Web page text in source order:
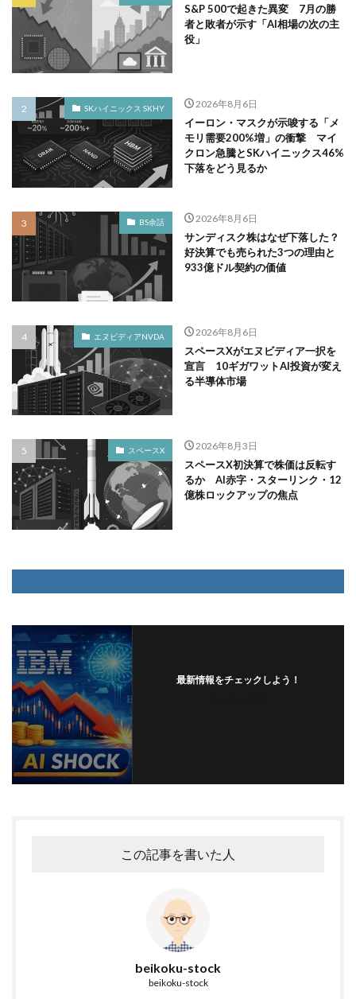
S&P 500で起きた異変 7月の勝
者と敗者が示す「AI相場の次の主
役」
SKハイニックス SKHY 2026年8月6日
イーロン・マスクが示唆する「メ
モリ需要200%増」の衝撃 マイ
クロン急騰とSKハイニックス46%
下落をどう見るか
BS余話 2026年8月6日
サンディスク株はなぜ下落した？
好決算でも売られた3つの理由と
933億ドル契約の価値
エヌビディアNVDA 2026年8月6日
スペースXがエヌビディア一択を
宣言 10ギガワットAI投資が変え
る半導体市場
スペースX 2026年8月3日
スペースX初決算で株価は反転す
るか AI赤字・スターリンク・12
億株ロックアップの焦点
最新情報をチェックしよう！
この記事を書いた人
beikoku-stock
beikoku-stock